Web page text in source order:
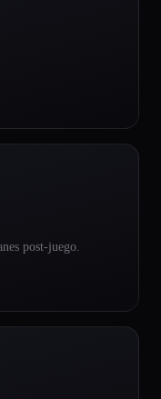
post-juego.